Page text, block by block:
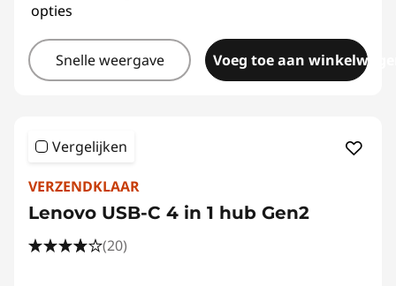
opties
Snelle weergave Voeg toe aan
Vergelijken
VERZENDKLAAR
Lenovo USB-C 4 in 1 hub Gen2
(20)